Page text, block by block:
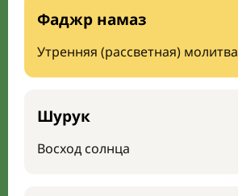
Фаджр намаз
Утренняя (рассветная) молитва
Шурук
Восход солнца